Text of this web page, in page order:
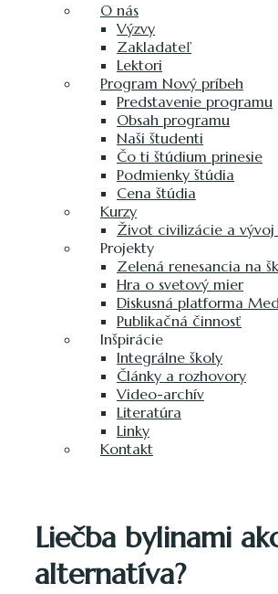
O nás
Výzvy
Zakladateľ
Lektori
Program Nový príbeh
Predstavenie programu
Obsah programu
Naši študenti
Čo ti štúdium prinesie
Podmienky štúdia
Cena štúdia
Kurzy
Život civilizácie a vývoj
Projekty
Zelená renesancia na
Hra o svetový mier
Diskusná platforma
Publikačná činnosť
Inšpirácie
Integrálne školy
Články a rozhovory
Video-archív
Literatúra
Linky
Kontakt
Liečba bylinami
alternatíva?